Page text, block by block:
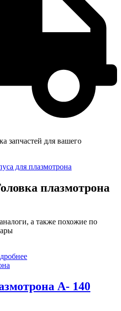
запчастей для вашего
для плазмотрона
плазмотрона
а также похожие по
A- 140